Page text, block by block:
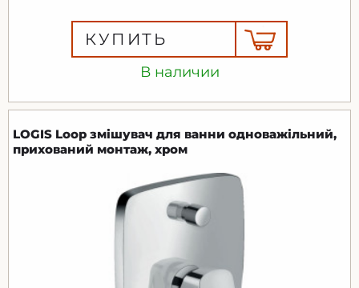
В наличии
КУПИТЬ
LOGIS Loop змішувач для ванни одноважільний,
прихований монтаж, хром